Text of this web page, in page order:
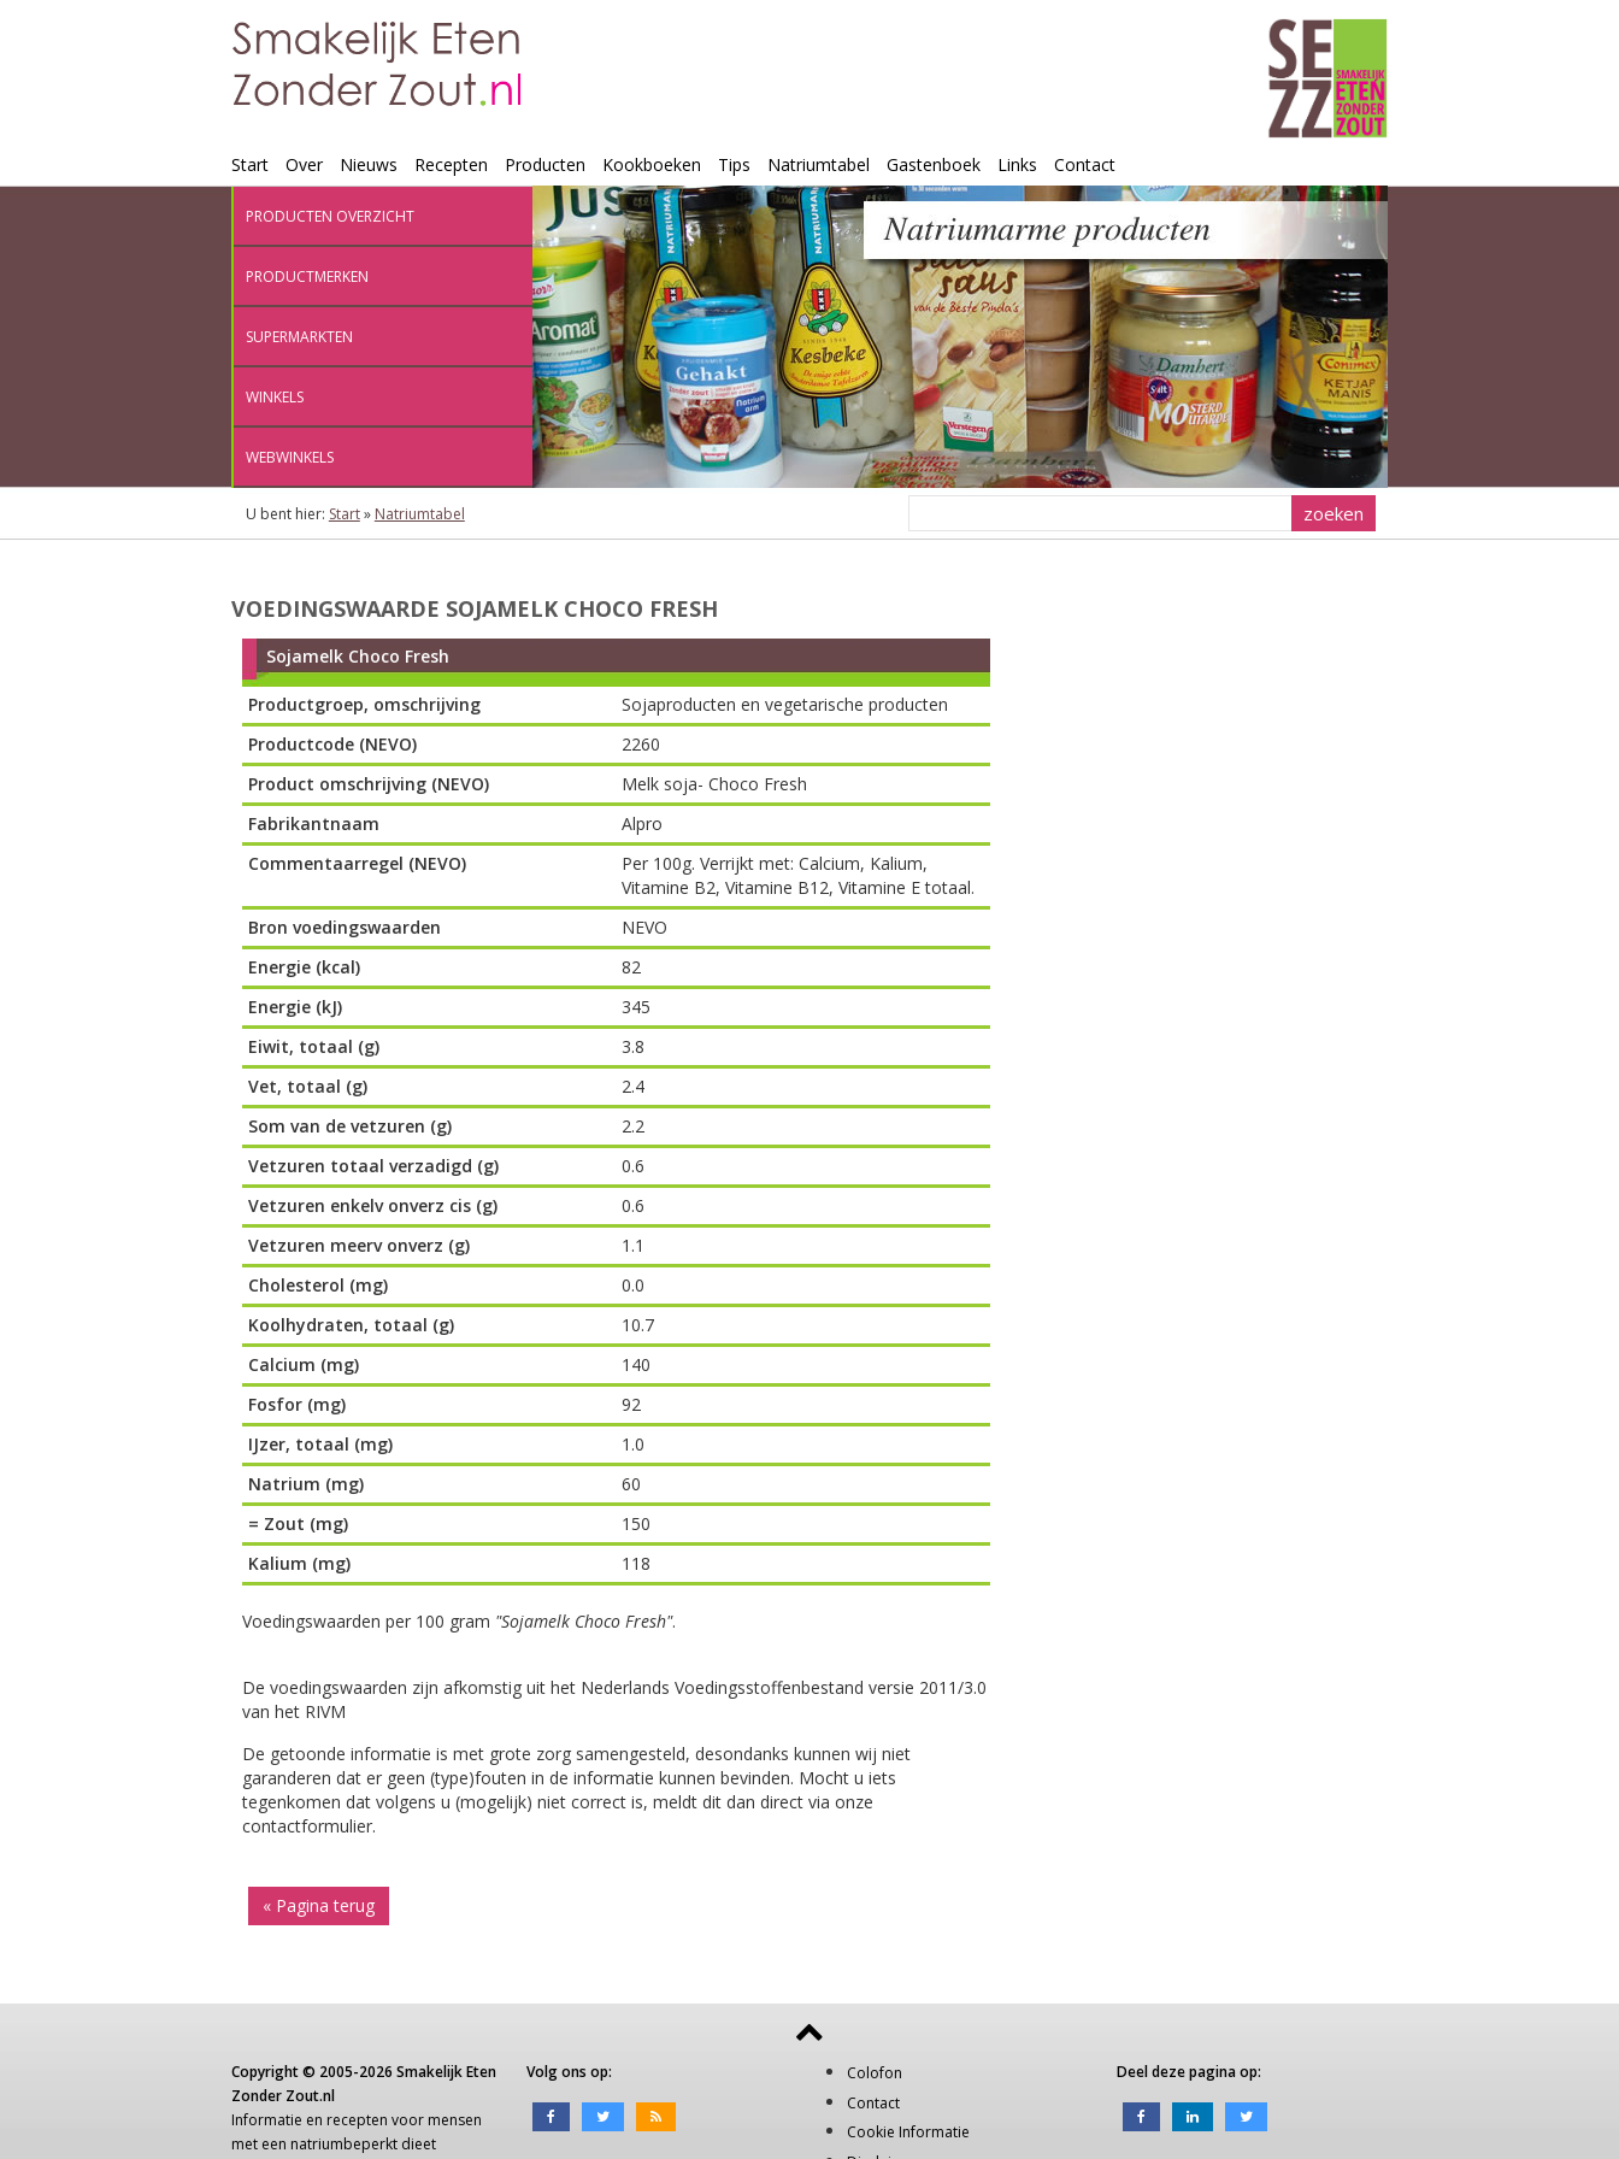
Start Over Nieuws Recepten Producten Kookboeken Tips Natriumtabel Gastenboek Links Contact
PRODUCTEN OVERZICHT
PRODUCTMERKEN
SUPERMARKTEN
WINKELS
WEBWINKELS
U bent hier: Start» Natriumtabel
VOEDINGSWAARDE SOJAMELK CHOCO FRESH
Sojamelk Choco Fresh
Productgroep, omschrijving
Sojaproducten en vegetarische producten
Productcode (NEVO)
2260
Product omschrijving (NEVO)
Melk soja- Choco Fresh
Fabrikantnaam
Alpro
Commentaarregel (NEVO)
Per 100g. Verrijkt met: Calcium, Kalium,
Vitamine B2, Vitamine B12, Vitamine E totaal.
Bron voedingswaarden
NEVO
Energie (kcal)
82
Energie (kJ)
345
Eiwit, totaal (g)
3.8
Vet, totaal (g)
2.4
Som van de vetzuren (g)
2.2
Vetzuren totaal verzadigd (g)
0.6
Vetzuren enkelv onverz cis (g)
0.6
Vetzuren meerv onverz (g)
1.1
Cholesterol (mg)
0.0
Koolhydraten, totaal (g)
10.7
Calcium (mg)
140
Fosfor (mg)
92
IJzer, totaal (mg)
1.0
Natrium (mg)
60
= Zout (mg)
150
Kalium (mg)
118
Voedingswaarden per 100 gram "Sojamelk Choco Fresh".
De voedingswaarden zijn afkomstig uit het Nederlands Voedingsstoffenbestand versie 2011/3.0
van het RIVM
De getoonde informatie is met grote zorg samengesteld, desondanks kunnen wij niet
garanderen dat er geen (type)fouten in de informatie kunnen bevinden. Mocht u iets
tegenkomen dat volgens u (mogelijk) niet correct is, meldt dit dan direct via onze
contactformulier.
« Pagina terug
Copyright © 2005-2026 Smakelijk Eten
Zonder Zout.nl
Informatie en recepten voor mensen
met een natriumbeperkt dieet
Volg ons op:
Colofon
Contact
Cookie Informatie
Deel deze pagina op: